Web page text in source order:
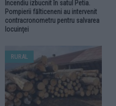
Incendiu izbucnit în satul Petia.
Pompierii fălticeneni au intervenit
contracronometru pentru salvarea
locuinței
RURAL